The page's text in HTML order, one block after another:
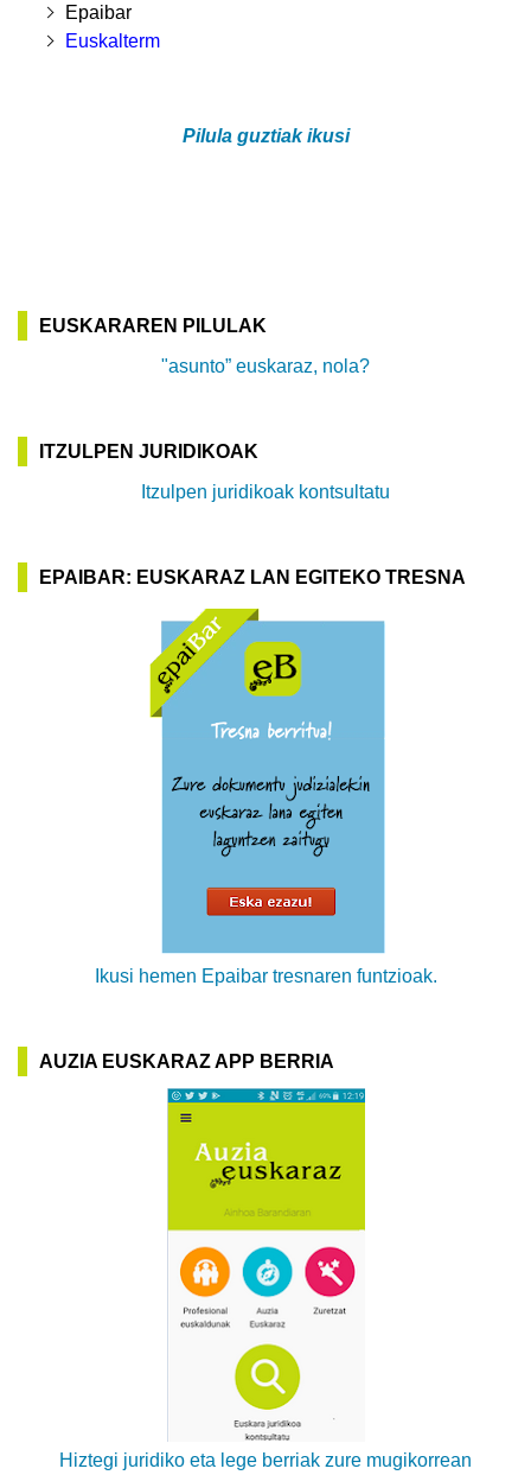
Epaibar
Euskalterm
Pilula guztiak ikusi
EUSKARAREN PILULAK
"asunto” euskaraz, nola?
ITZULPEN JURIDIKOAK
Itzulpen juridikoak kontsultatu
EPAIBAR: EUSKARAZ LAN EGITEKO TRESNA
Ikusi hemen Epaibar tresnaren funtzioak.
AUZIA EUSKARAZ APP BERRIA
Hiztegi juridiko eta lege berriak zure mugikorrean